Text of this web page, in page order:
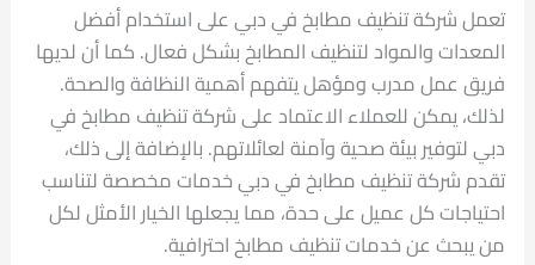
تعمل شركة تنظيف مطابخ في دبي على استخدام أفضل
المعدات والمواد لتنظيف المطابخ بشكل فعال. كما أن لديها
فريق عمل مدرب ومؤهل يتفهم أهمية النظافة والصحة.
لذلك، يمكن للعملاء الاعتماد على شركة تنظيف مطابخ في
دبي لتوفير بيئة صحية وآمنة لعائلاتهم. بالإضافة إلى ذلك،
تقدم شركة تنظيف مطابخ في دبي خدمات مخصصة لتناسب
احتياجات كل عميل على حدة، مما يجعلها الخيار الأمثل لكل
من يبحث عن خدمات تنظيف مطابخ احترافية.